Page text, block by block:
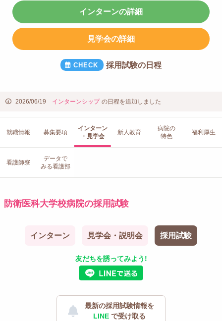
インターンの詳細
見学会の詳細
採用試験の日程
2026/06/19 インターンシップ の日程を追加しました
就職情報 募集要項
インターン
・見学会
新人教育
病院の
特色
福利厚生
看護師寮
データで
みる看護部
防衛医科大学校病院の採用試験
インターン 見学会・説明会 採用試験
友だちを誘ってみよう!
最新の採用試験情報を
LINE で受け取る